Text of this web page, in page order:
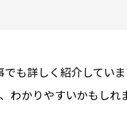
も詳しく紹介してい
わかりやすいかもしれ